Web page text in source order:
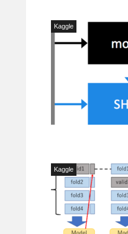
Kaggle
Kaggle